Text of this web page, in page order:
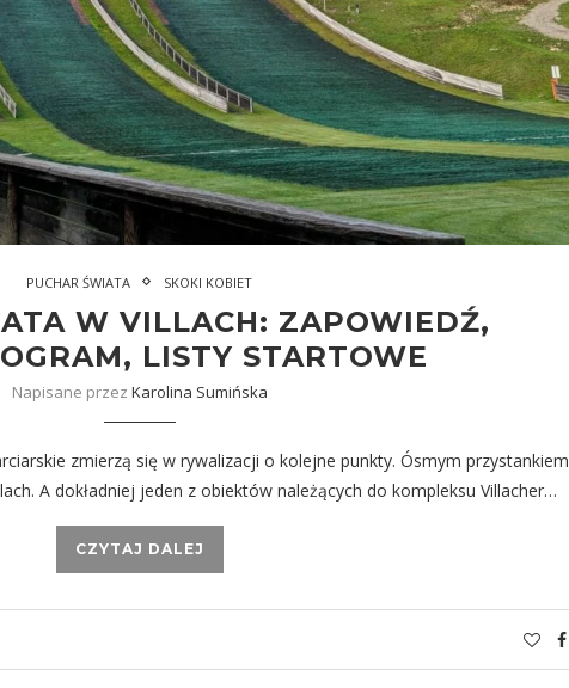
PUCHAR ŚWIATA SKOKI KOBIET
W VILLACH: ZAPOWIEDŹ,
LISTY STARTOWE
Napisane przez Karolina Sumińska
zmierzą się w rywalizacji o kolejne punkty. Ósmym przystankiem
A dokładniej jeden z obiektów należących do kompleksu Villacher…
CZYTAJ DALEJ